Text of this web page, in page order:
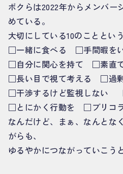
ボクらは2022年からメンバー
めている。
大切にしている10のこととい
□一緒に食べる □手間暇を
□自分に関心を持て □素直
□長い目で視て考える □過
□干渉するけど監視しない
□とにかく行動を □ブリコ
なんだけど、まぁ、なんとな
がらも、
ゆるやかにつながっていこう